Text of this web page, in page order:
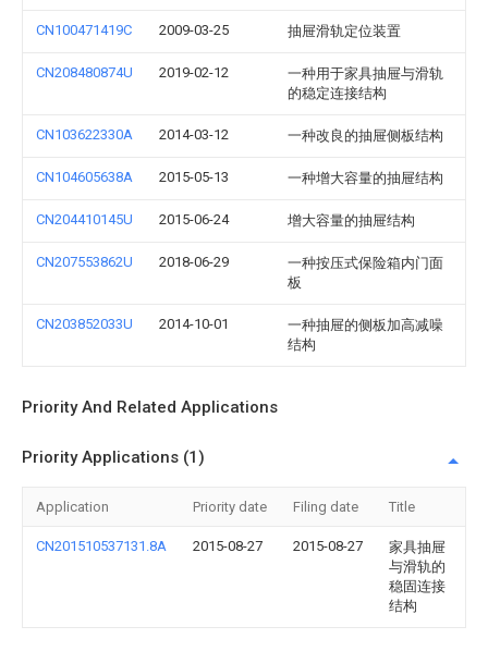
CN100471419C 2009-03-25 抽屉滑轨定位装置
CN208480874U 2019-02-12
一种用于家具抽屉与滑轨
的稳定连接结构
CN103622330A 2014-03-12 一种改良的抽屉侧板结构
CN104605638A 2015-05-13 一种增大容量的抽屉结构
CN204410145U 2015-06-24 增大容量的抽屉结构
CN207553862U 2018-06-29
一种按压式保险箱内门面
板
CN203852033U 2014-10-01
一种抽屉的侧板加高减噪
结构
Priority And Related Applications
Priority Applications (1)
Application Priority date Filing date Title
CN201510537131.8A 2015-08-27 2015-08-27
家具抽屉
与滑轨的
稳固连接
结构